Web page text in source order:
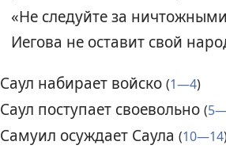
«Не следуйте за
Иегова не оставит свой
Саул набирает войско (1—4)
Саул поступает своевольно (
Самуил осуждает Саула (10—14